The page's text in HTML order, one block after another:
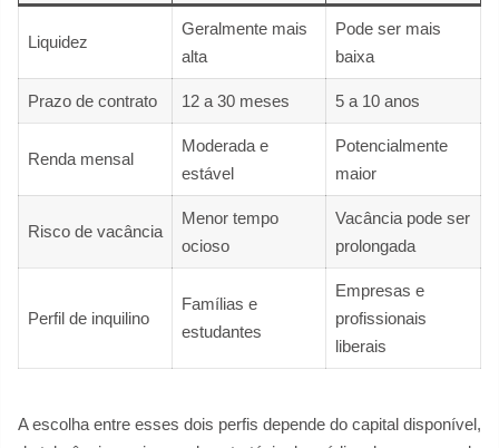
Liquidez
Geralmente mais
alta
Pode ser mais
baixa
Prazo de contrato 12 a 30 meses 5 a 10 anos
Renda mensal
Moderada e
estável
Potencialmente
maior
Risco de vacância
Menor tempo
ocioso
Vacância pode ser
prolongada
Perfil de inquilino
Famílias e
estudantes
Empresas e
profissionais
liberais
A escolha entre esses dois perfis depende do capital disponível,